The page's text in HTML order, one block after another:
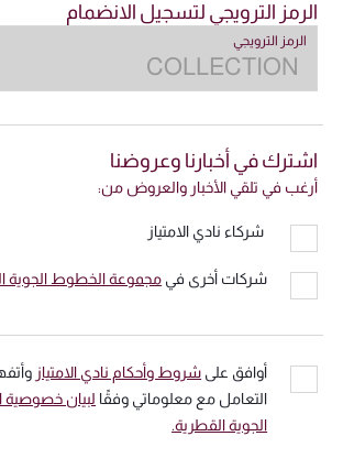
الرمز الترويجي لتسجيل الانضمام
الرمز الترويجي
اشترك في أخبارنا وعروضنا
أرغب في تلقي الأخبار والعروض من:
شركاء نادي الامتياز
شركات أخرى في مجموعة الخطوط الجوية
أوافق على شروط وأحكام نادي الامتياز
التعامل مع معلوماتي وفقًا لبيان
الجوية القطرية.